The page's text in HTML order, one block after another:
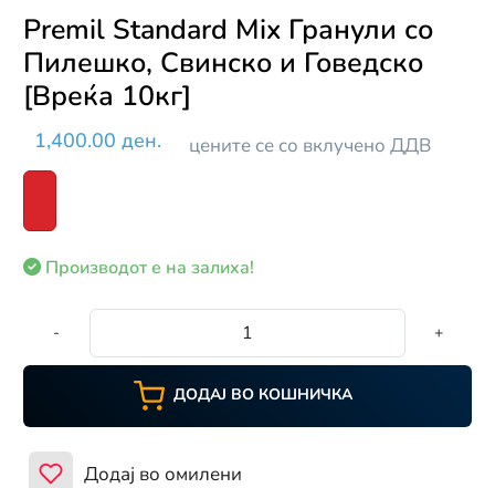
Premil Standard Mix Гранули со
Пилешко, Свинско и Говедско
[Вреќа 10кг]
1,400.00 ден. цените се со вклучено ДДВ
Производот е на залиха!
- +
ДОДАЈ ВО КОШНИЧКА
Додај во омилени